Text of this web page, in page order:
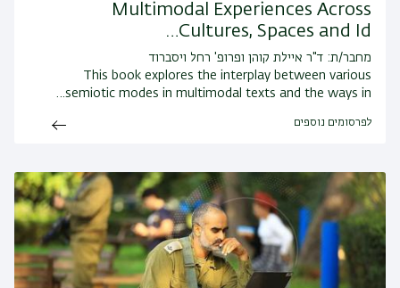
Multimodal Experiences Across
Cultures, Spaces and Id…
מחבר/ת: ד"ר איילת קוהן ופרופ' רחל ויסברוד
This book explores the interplay between various
semiotic modes in multimodal texts and the ways in…
לפרסומים נוספים